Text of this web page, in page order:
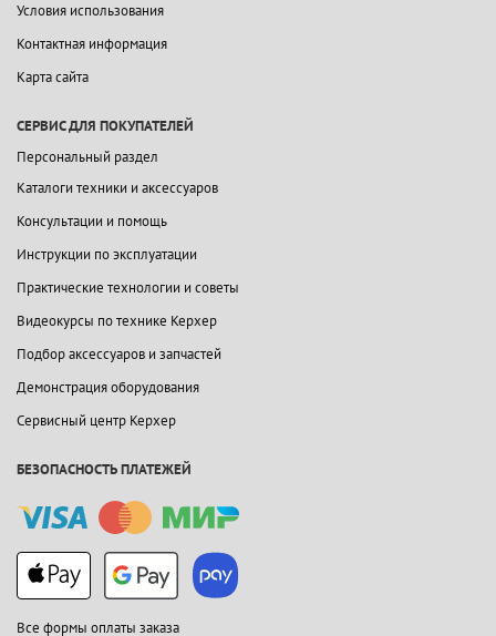
Условия использования
Контактная информация
Карта сайта
СЕРВИС ДЛЯ ПОКУПАТЕЛЕЙ
Персональный раздел
Каталоги техники и аксессуаров
Консультации и помощь
Инструкции по эксплуатации
Практические технологии и советы
Видеокурсы по технике Керхер
Подбор аксессуаров и запчастей
Демонстрация оборудования
Сервисный центр Керхер
БЕЗОПАСНОСТЬ ПЛАТЕЖЕЙ
Все формы оплаты заказа